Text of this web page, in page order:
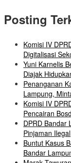
Posting
Komisi IV
Digitalisasi
Yuni Karnelis
Diajak
Penanganan
Lampung,
Komisi IV
Pencairan
DPRD Bandar
Pinjaman Ilegal
Buntut Kasus
Bandar